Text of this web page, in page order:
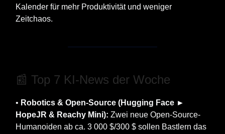
Kalender für mehr Produktivität und weniger
Zeitchaos.
📰 Top 7 KI-News der Woche
• Robotics & Open-Source (Hugging Face ►
HopeJR & Reachy Mini): Zwei neue Open-Source-
Humanoiden ab ca. 3 000 $/300 $ sollen Bastlern das